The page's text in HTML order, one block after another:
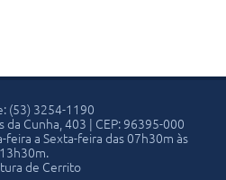
(53) 3254-1190
da Cunha, 403 | CEP: 96395-000
a Sexta-feira das 07h30m às
13h30m.
de Cerrito